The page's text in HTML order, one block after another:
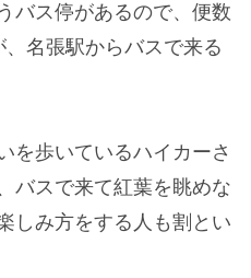
バス停があるので、便数
名張駅からバスで来る
を歩いているハイカーさ
バスで来て紅葉を眺めな
しみ方をする人も割とい